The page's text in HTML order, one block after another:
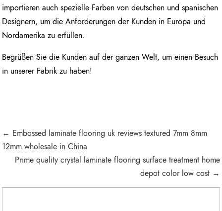
importieren auch spezielle Farben von deutschen und spanischen
Designern, um die Anforderungen der Kunden in Europa und
Nordamerika zu erfüllen.
Begrüßen Sie die Kunden auf der ganzen Welt, um einen Besuch
in unserer Fabrik zu haben!
← Embossed laminate flooring uk reviews textured 7mm 8mm
12mm wholesale in China
Prime quality crystal laminate flooring surface treatment home
depot color low cost →